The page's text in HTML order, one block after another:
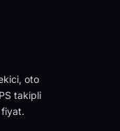
oto
takipli